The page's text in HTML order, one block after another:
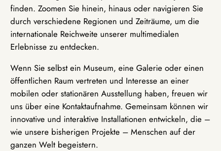
finden. Zoomen Sie hinein, hinaus oder navigieren Sie
durch verschiedene Regionen und Zeiträume, um die
internationale Reichweite unserer multimedialen
Erlebnisse zu entdecken.
Wenn Sie selbst ein Museum, eine Galerie oder einen
öffentlichen Raum vertreten und Interesse an einer
mobilen oder stationären Ausstellung haben, freuen wir
uns über eine Kontaktaufnahme. Gemeinsam können wir
innovative und interaktive Installationen entwickeln, die –
wie unsere bisherigen Projekte – Menschen auf der
ganzen Welt begeistern.